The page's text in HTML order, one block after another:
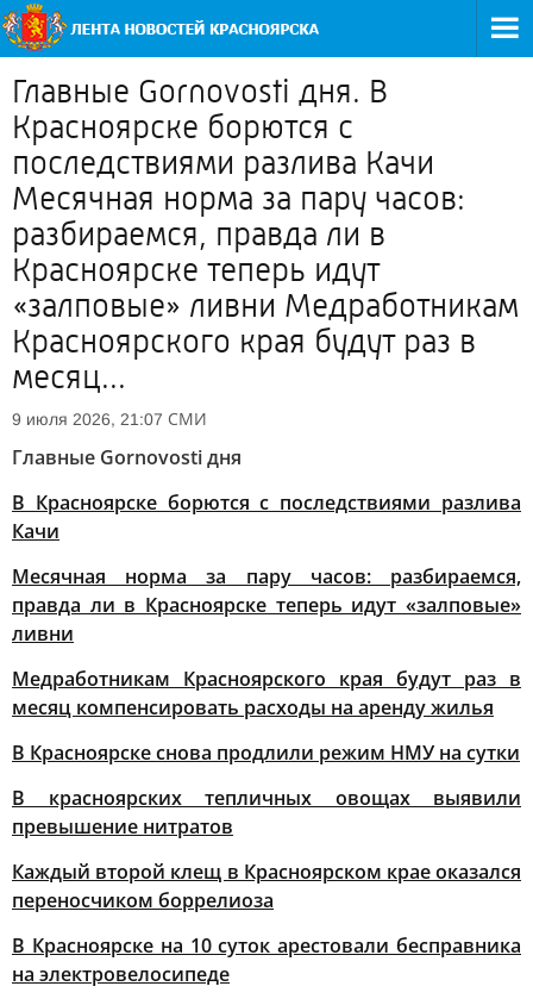
Главные Gornovosti дня. В
Красноярске борются с
последствиями разлива Качи
Месячная норма за пару часов:
разбираемся, правда ли в
Красноярске теперь идут
«залповые» ливни Медработникам
Красноярского края будут раз в
месяц...
9 июля 2026, 21:07 СМИ
Главные Gornovosti дня
В Красноярске борются с последствиями разлива
Качи
Месячная норма за пару часов: разбираемся,
правда ли в Красноярске теперь идут «залповые»
ливни
Медработникам Красноярского края будут раз в
месяц компенсировать расходы на аренду жилья
В Красноярске снова продлили режим НМУ на сутки
В красноярских тепличных овощах выявили
превышение нитратов
Каждый второй клещ в Красноярском крае оказался
переносчиком боррелиоза
В Красноярске на 10 суток арестовали бесправника
на электровелосипеде